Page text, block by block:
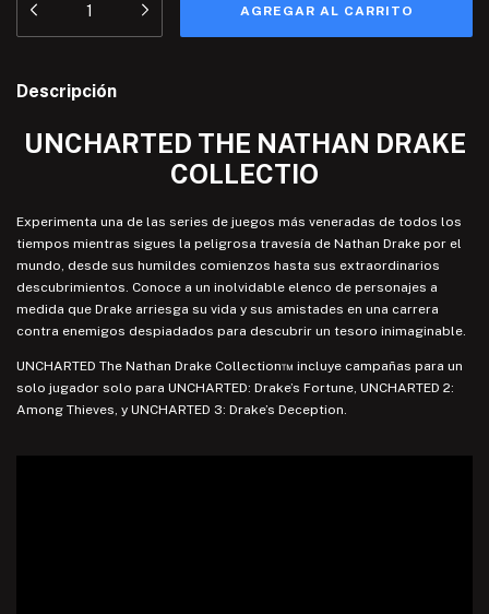
Descripción
UNCHARTED THE NATHAN DRAKE
COLLECTIO
Experimenta una de las series de juegos más veneradas de todos los
tiempos mientras sigues la peligrosa travesía de Nathan Drake por el
mundo, desde sus humildes comienzos hasta sus extraordinarios
descubrimientos. Conoce a un inolvidable elenco de personajes a
medida que Drake arriesga su vida y sus amistades en una carrera
contra enemigos despiadados para descubrir un tesoro inimaginable.
UNCHARTED The Nathan Drake Collection™ incluye campañas para un
solo jugador solo para UNCHARTED: Drake’s Fortune, UNCHARTED 2:
Among Thieves, y UNCHARTED 3: Drake’s Deception.